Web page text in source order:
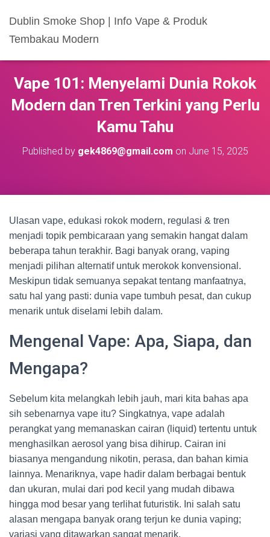
Dublin Smoke Shop | Info Vape & Produk
Tembakau Modern
Vape 101: Menyelami Dunia Rokok
Modern dan Tren Terkini yang Perlu
Kamu Tahu
Published by gek4869@gmail.com on June 15, 2025
Ulasan vape, edukasi rokok modern, regulasi & tren
menjadi topik pembicaraan yang semakin hangat dalam
beberapa tahun terakhir. Bagi banyak orang, vaping
menjadi pilihan alternatif untuk merokok konvensional.
Meskipun tidak semuanya sepakat tentang manfaatnya,
satu hal yang pasti: dunia vape tumbuh pesat, dan cukup
menarik untuk diselami lebih dalam.
Mengenal Vape: Apa, Siapa, dan
Mengapa?
Sebelum kita melangkah lebih jauh, mari kita bahas apa
sih sebenarnya vape itu? Singkatnya, vape adalah
perangkat yang memanaskan cairan (liquid) tertentu untuk
menghasilkan aerosol yang bisa dihirup. Cairan ini
biasanya mengandung nikotin, perasa, dan bahan kimia
lainnya. Menariknya, vape hadir dalam berbagai bentuk
dan ukuran, mulai dari pod kecil yang mudah dibawa
hingga mod besar yang terlihat futuristik. Ini salah satu
alasan mengapa banyak orang terjun ke dunia vaping;
variasi yang ditawarkan sangat menarik.